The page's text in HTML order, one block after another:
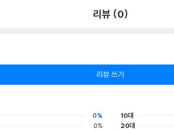
리뷰 (0)
리뷰 쓰기
0%
0%
10대
20대